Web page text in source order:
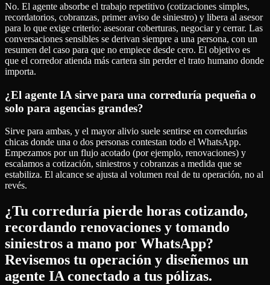
No. El agente absorbe el trabajo repetitivo (cotizaciones simples,
recordatorios, cobranzas, primer aviso de siniestro) y libera al asesor
para lo que exige criterio: asesorar coberturas, negociar y cerrar. Las
conversaciones sensibles se derivan siempre a una persona, con un
resumen del caso para que no empiece desde cero. El objetivo es
que el corredor atienda más cartera sin perder el trato humano donde
importa.
¿El agente IA sirve para una correduría pequeña o
solo para agencias grandes?
Sirve para ambas, y el mayor alivio suele sentirse en corredurías
chicas donde una o dos personas contestan todo el WhatsApp.
Empezamos por un flujo acotado (por ejemplo, renovaciones) y
escalamos a cotización, siniestros y cobranzas a medida que se
estabiliza. El alcance se ajusta al volumen real de tu operación, no al
revés.
¿Tu correduría pierde horas cotizando,
recordando renovaciones y tomando
siniestros a mano por WhatsApp?
Revisemos tu operación y diseñemos un
agente IA conectado a tus pólizas.